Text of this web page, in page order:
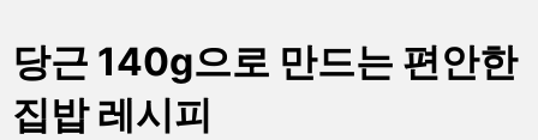
당근 140g으로 만드는 편안한
집밥 레시피